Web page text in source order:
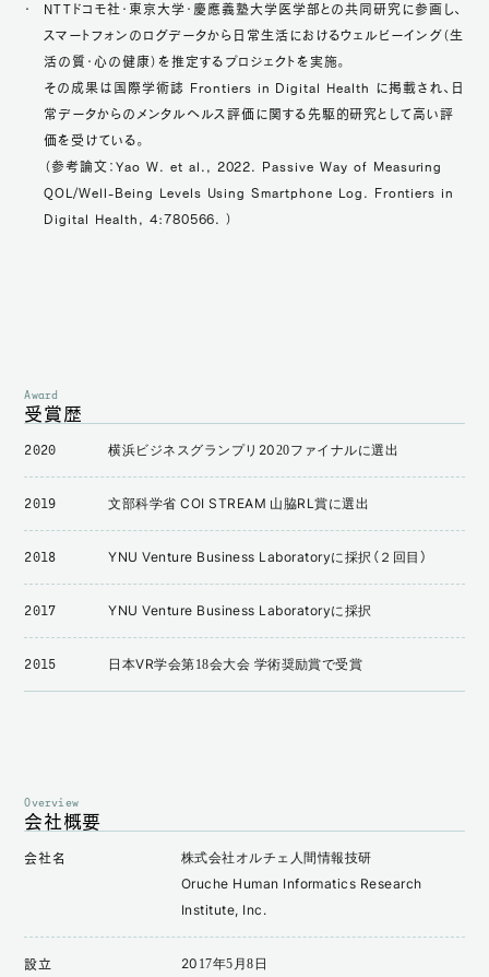
NTTドコモ社・東京大学・慶應義塾大学医学部との共同研究に参画し、
スマートフォンのログデータから日常生活におけるウェルビーイング（生
活の質・心の健康）を推定するプロジェクトを実施。
その成果は国際学術誌 Frontiers in Digital Health に掲載され、日
常データからのメンタルヘルス評価に関する先駆的研究として高い評
価を受けている。
（参考論文：Yao W. et al., 2022. Passive Way of Measuring
QOL/Well-Being Levels Using Smartphone Log. Frontiers in
Digital Health, 4:780566. ）
受賞歴
Award
2020 横浜ビジネスグランプリ2020ファイナルに選出
2019 文部科学省 COI STREAM 山脇RL賞に選出
2018 YNU Venture Business Laboratoryに採択（２回目）
2017 YNU Venture Business Laboratoryに採択
2015 日本VR学会第18会大会 学術奨励賞で受賞
会社概要
Overview
会社名
株式会社オルチェ人間情報技研
Oruche Human Informatics Research
Institute, Inc.
設立 2017年5月8日